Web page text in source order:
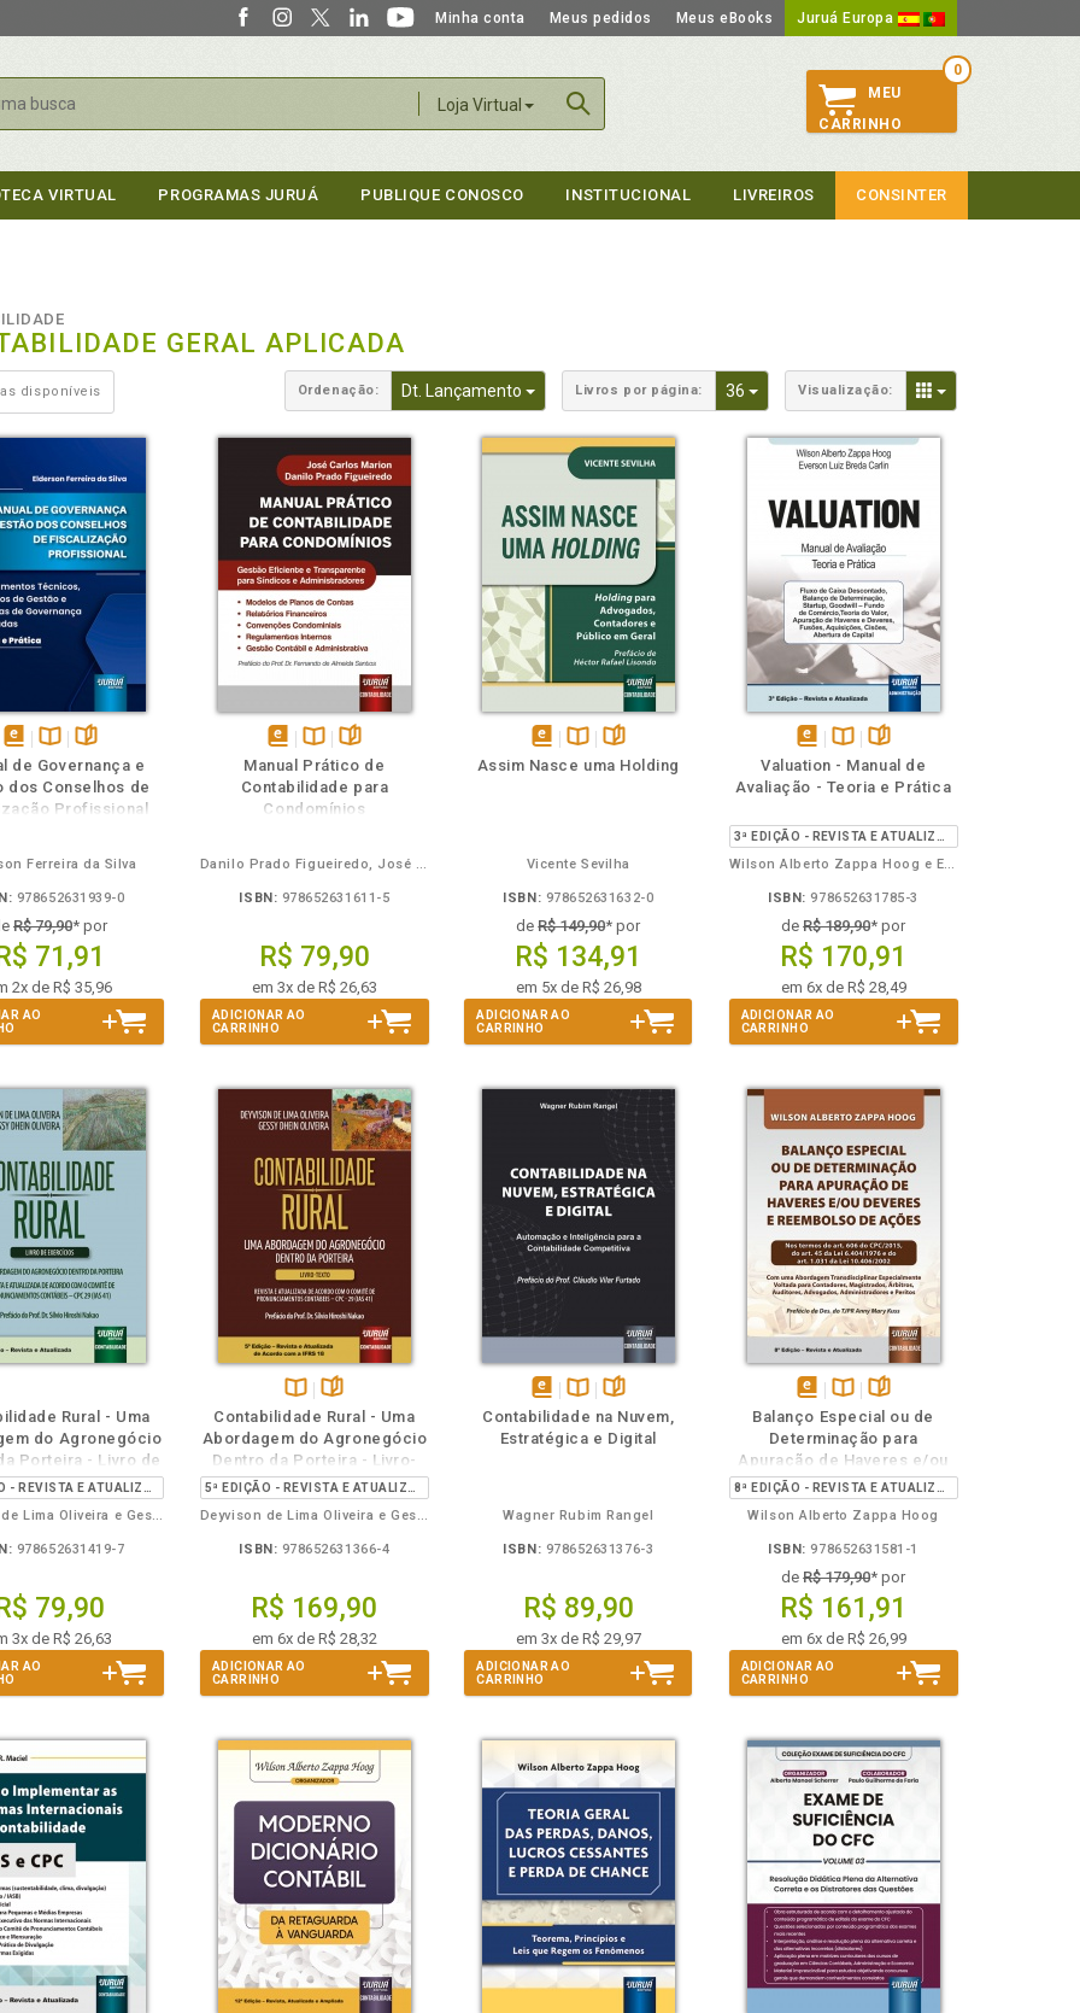
Minha conta Meus pedidos Meus eBooks Juruá Europa
Loja Virtual
0
MEU
CARRINHO
VIRTUAL PROGRAMAS JURUÁ PUBLIQUE CONOSCO INSTITUCIONAL LIVREIROS CONSINTER
GERAL APLICADA
disponíveis Ordenação: Dt. Lançamento Toggle Dropdown
Livros por página: 36 Toggle Dropdown
Visualização: Toggle Dropdown
disponível
em
eBook
Disponível
na
B.V.
páginas
de Governança e
dos Conselhos de
Profissional
Ferreira da Silva
978652631939-0
R$ 79,90* por
R$ 71,91
2x de R$ 35,96
AO
disponível
em
eBook
Disponível
na
B.V.
páginas
Manual Prático de
Contabilidade para
Condomínios
Danilo Prado Figueiredo, José Carlos Marion
ISBN: 978652631611-5
R$ 79,90
em 3x de R$ 26,63
ADICIONAR AO
CARRINHO
disponívelDisponível
páginas
Assim Nasce uma Holding
Vicente Sevilha
ISBN: 978652631632-0
deR$ 149,90* por
R$ 134,91
em 5x de R$ 26,98
ADICIONAR AO
CARRINHO
disponível
em
Também
Disponível
na
Folheie
páginas
Valuation - Manual de
Avaliação - Teoria e Prática
Wilson Alberto Zappa Hoog e Everson Luiz Breda Carlin
ISBN: 978652631785-3
deR$ 189,90* por
R$ 170,91
em 6x de R$ 28,49
ADICIONAR AO
CARRINHO
Rural - Uma
do Agronegócio
Porteira - Livro de
Exercícios
Deyvison de Lima Oliveira e Gessy Dhein Oliveira
978652631419-7
R$ 79,90
3x de R$ 26,63
AO
Disponível
na
B.V.
páginas
Contabilidade Rural - Uma
Abordagem do Agronegócio
Dentro da Porteira - Livro-
Texto
Deyvison de Lima Oliveira e Gessy Dhein Oliveira
ISBN: 978652631366-4
R$ 169,90
em 6x de R$ 28,32
ADICIONAR AO
CARRINHO
disponível
em
Disponível
na
páginas
Contabilidade na Nuvem,
Estratégica e Digital
Wagner Rubim Rangel
ISBN: 978652631376-3
R$ 89,90
em 3x de R$ 29,97
ADICIONAR AO
CARRINHO
disponível
em
eBook
Disponível
na
B.V.
Folheie
páginas
Balanço Especial ou de
Determinação para
Apuração de Haveres e/ou
Deveres e Reembolso de
Ações
Wilson Alberto Zappa Hoog
ISBN: 978652631581-1
deR$ 179,90* por
R$ 161,91
em 6x de R$ 26,99
ADICIONAR AO
CARRINHO